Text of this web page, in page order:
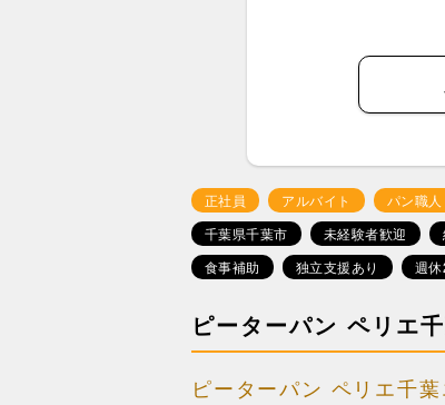
正社員 アルバイト パン職人
千葉県千葉市
未経験者歓迎
食事補助
独立支援あり 週休
ピーターパン ペリエ
ピーターパン ペリエ千